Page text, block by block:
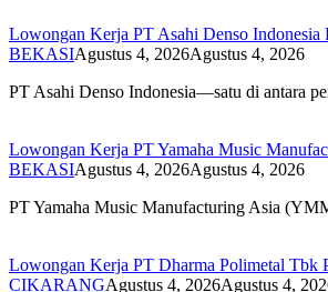
Lowongan Kerja PT Asahi Denso Indonesia
BEKASIAgustus 4, 2026Agustus 4, 2026
PT Asahi Denso Indonesia—satu di antara
Lowongan Kerja PT Yamaha Music
BEKASIAgustus 4, 2026Agustus 4, 2026
PT Yamaha Music Manufacturing Asia
Lowongan Kerja PT Dharma Polimetal Tbk
CIKARANGAgustus 4, 2026Agustus 4,